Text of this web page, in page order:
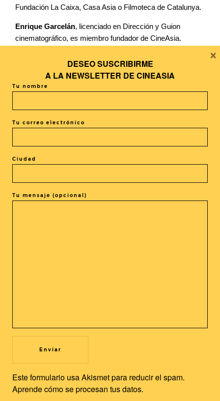
Fundación La Caixa, Casa Asia o Filmoteca de Catalunya.
Enrique Garcelán, licenciado en Dirección y Guion
cinematográfico, es miembro fundador de CineAsia.
Festival de cine de Sitges y Fancine de Málaga.
Compagina esta labor con la docencia en universidades
(UAB, UB, UIC, UMA, Universidad Carlos III), escuelas de
Cuba), con la colaboración con otros festivales,
instituciones y centros de cultura, como la Fundación La
Newsletter
consideramos que acepta su uso. Puedes cambiar la
DESEO SUSCRIBIRME
A LA NEWSLETTER DE CINEASIA
Tu nombre
Tu correo electrónico
Ciudad
Tu mensaje (opcional)
Este formulario usa Akismet para reducir el spam.
Aprende cómo se procesan tus datos.
×